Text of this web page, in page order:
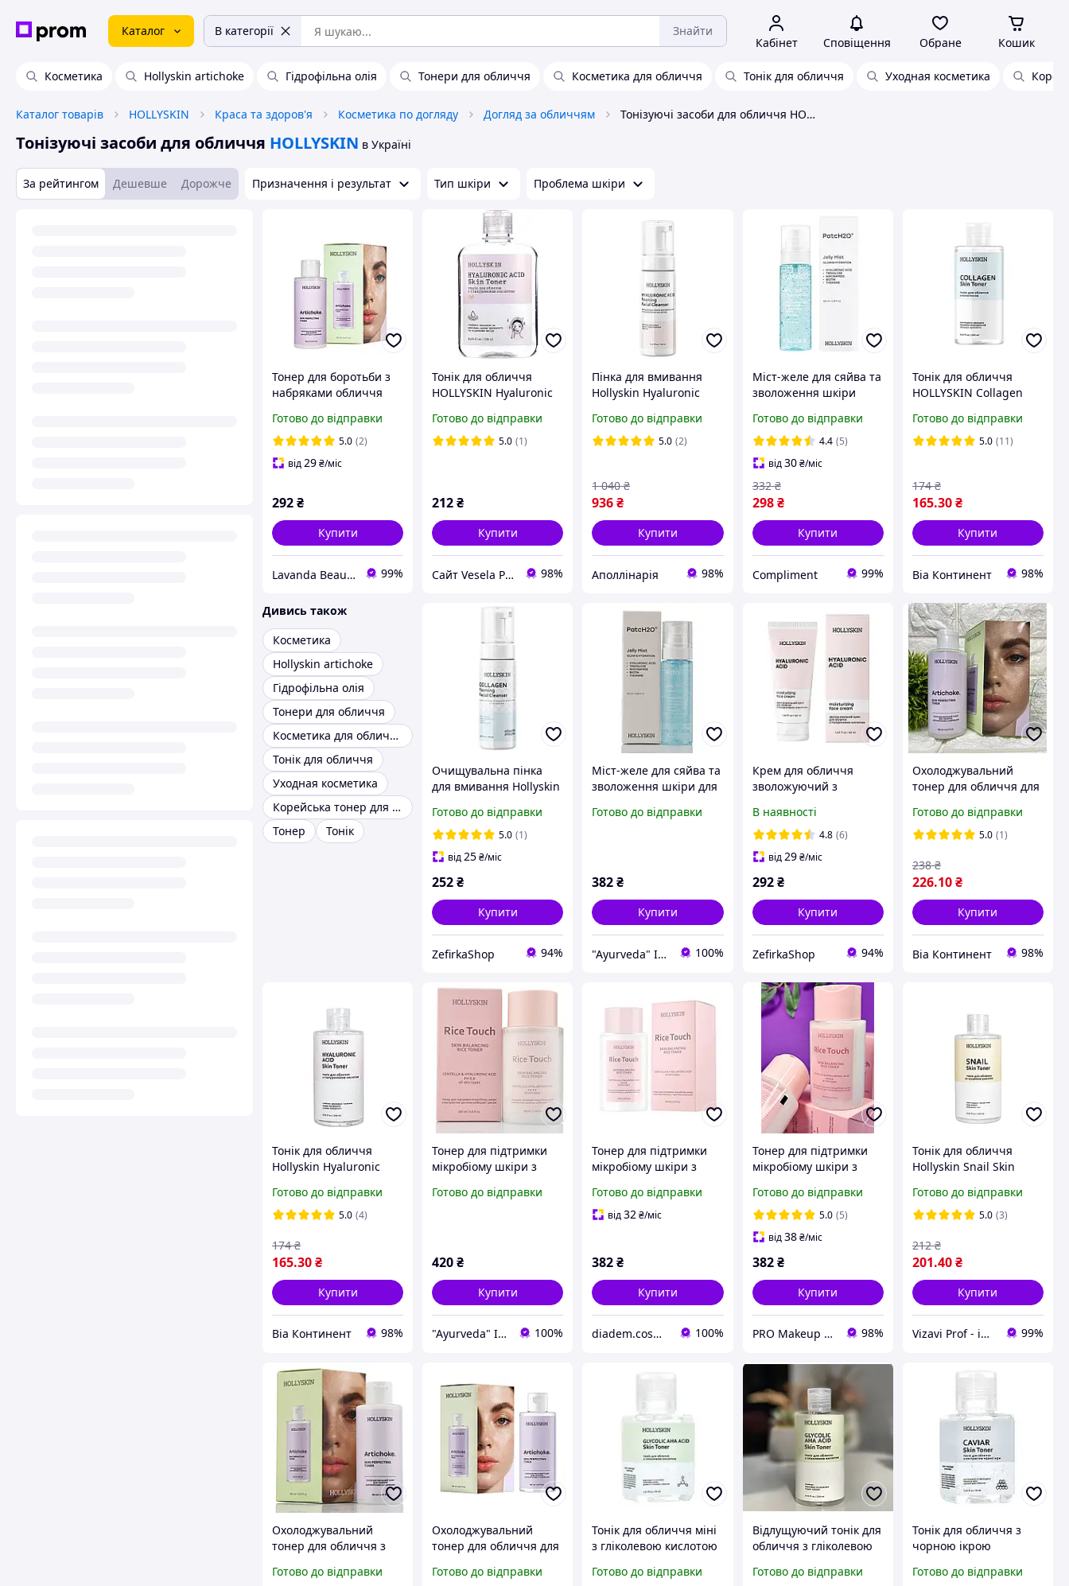
Каталог В категорії Знайти
Кабінет Сповіщення Обране Кошик
Косметика Hollyskin artichoke Гідрофільна олія Тонери для обличчя Косметика для обличчя Тонік для обличчя Уходная косметика
Каталог товарів HOLLYSKIN Краса та здоров'я Косметика по догляду Догляд за обличчям Тонізуючі засоби для обличчя HOLLYSKIN
Тонізуючі засоби для обличчя HOLLYSKIN в Україні
За рейтингом Дешевше Дорожче Призначення і результат Тип шкіри Проблема шкіри
Тонер для боротьби з
набряками обличчя
Perfecting Toner
охолоджуючий, 150 мл
0306-DS
Готово до відправки
5.0 (2)
від29₴/міс
292₴
Купити
Lavanda Beauty - магазин якісної косметики 99%
Тонік для обличчя
HOLLYSKIN Hyaluronic
придатності до 07,25.
250мл
Готово до відправки
5.0 (1)
212₴
Купити
Сайт Vesela Pudra 98%
Пінка для вмивання
Hollyskin Hyaluronic
Cleanser з
гіалуроновою кислотою
Готово до відправки
5.0 (2)
936₴
1 040 ₴
Купити
Аполлінарія 98%
Міст-желе для сяйва та
зволоження шкіри
& Hydration Hollyskin
100 мл
Готово до відправки
4.4 (5)
від30 ₴/міс
298 ₴
332 ₴
Купити
Compliment 99%
Тонік для обличчя
HOLLYSKIN Collagen
Готово до відправки
5.0 (11)
165.30₴
174 ₴
Купити
Віа Континент 98%
Дивись також
Косметика
Hollyskin artichoke
Гідрофільна олія
Тонери для обличчя
Косметика для обличчя
Тонік для обличчя
Уходная косметика
Корейська тонер для обличчя
Тонер
Тонік
Очищувальна пінка
для вмивання Hollyskin
Cleanser, 150 мл
(4823109700208)
Готово до відправки
5.0 (1)
від25₴/міс
252₴
Купити
ZefirkaShop 94%
Міст-желе для сяйва та
зволоження шкіри для
зволоження HOLLYSKIN
Готово до відправки
382₴
Купити
"Ayurveda" Інтернет магазин аюрведичних товарів з Індії 100%
Крем для обличчя
зволожуючий з
HOLLYSKIN Hyaluronic
Acid Face Cream 50 мл
В наявності
4.8 (6)
від29 ₴/міс
292 ₴
Купити
ZefirkaShop 94%
Охолоджувальний
тонер для обличчя для
HOLLYSKIN Artichoke.
Готово до відправки
5.0 (1)
226.10₴
238 ₴
Купити
Віа Континент 98%
Тонік для обличчя
Hollyskin Hyaluronic
гіалуроновою кислотою
250 мл
Готово до відправки
5.0 (4)
165.30₴
174 ₴
Купити
Віа Континент 98%
Тонер для підтримки
мікробіому шкіри з
азійської і рисом, Rice
Готово до відправки
420₴
Купити
"Ayurveda" Інтернет магазин аюрведичних товарів з Індії 100%
Тонер для підтримки
мікробіому шкіри з
азійської і рисом Rice
Touch HOLLYSKIN
Готово до відправки
від32 ₴/міс
382₴
Купити
diadem.cosmetics 100%
Тонер для підтримки
мікробіому шкіри з
азійської і рисом Rice
Touch HOLLYSKIN, 200
мл
Готово до відправки
5.0 (5)
від38 ₴/міс
382 ₴
Купити
PRO Makeup - опт і роздріб 98%
Тонік для обличчя
Hollyskin Snail Skin
равлика 250 мл
Готово до відправки
5.0 (3)
201.40₴
212 ₴
Купити
Vizavi Prof - інтернет-магазин професійної косметики 99%
Охолоджувальний
тонер для обличчя з
набряків Hollyskin,
Готово до відправки
Охолоджувальний
тонер для обличчя для
HOLLYSKIN Artichoke
Готово до відправки
Тонік для обличчя міні
з гліколевою кислотою
Acid Skin Toner
Готово до відправки
Відлущуючий тонік для
обличчя з гліколевою
Glycolic AHA Acid Skin
Готово до відправки
Тонік для обличчя з
чорною ікрою
Toner (travel size) 30 ml
Готово до відправки